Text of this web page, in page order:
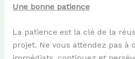
Une bonne patience
La patience est la clé de la
projet. Ne vous attendez pas à